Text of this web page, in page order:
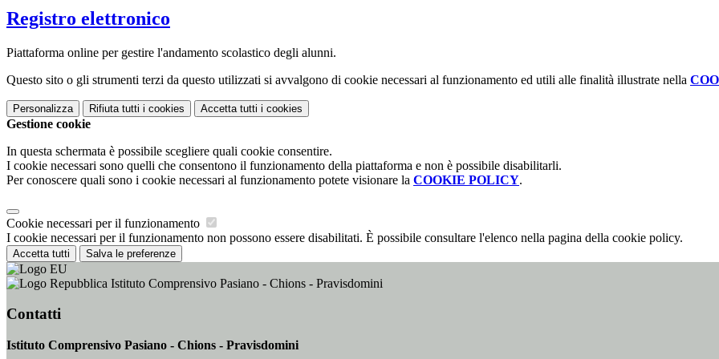
Registro elettronico
Piattaforma online per gestire l'andamento scolastico degli alunni.
Questo sito o gli strumenti terzi da questo utilizzati si avvalgono di cookie necessari al funzionamento ed utili alle finalità illustrate nella
Personalizza Rifiuta tutti i cookies Accetta tutti i cookies
Gestione cookie
In questa schermata è possibile scegliere quali cookie consentire.
I cookie necessari sono quelli che consentono il funzionamento della piattaforma e non è possibile disabilitarli.
Per conoscere quali sono i cookie necessari al funzionamento potete visionare la COOKIE POLICY.
Cookie necessari per il funzionamento
I cookie necessari per il funzionamento non possono essere disabilitati. È possibile consultare l'elenco nella pagina della cookie policy.
Accetta tutti Salva le preferenze
Istituto Comprensivo Pasiano - Chions - Pravisdomini
Contatti
Istituto Comprensivo Pasiano - Chions - Pravisdomini